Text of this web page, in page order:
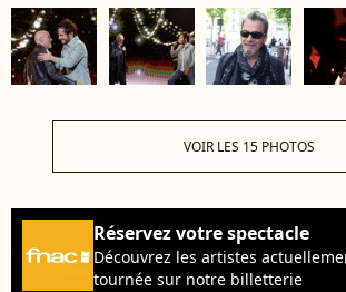
VOIR LES 15 PHOTOS
Réservez votre spectacle
Découvrez les artistes
tournée sur notre billetterie